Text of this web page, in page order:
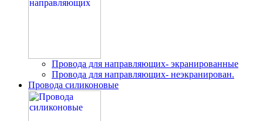
Провода для направляющих- экранированные
Провода для направляющих- неэкранирован.
Провода силиконовые